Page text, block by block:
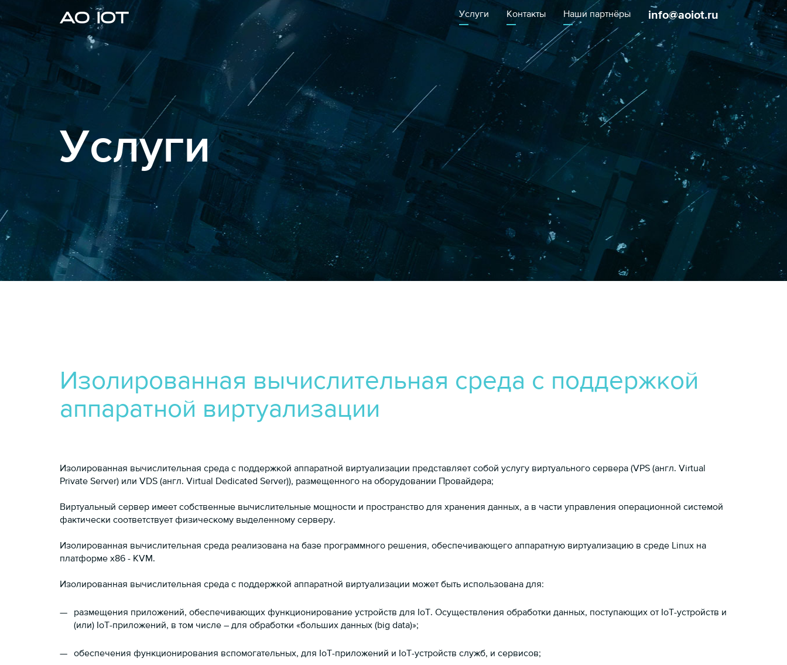
info@aoiot.ru
Услуги Контакты Наши партнёры
Услуги
Изолированная вычислительная среда с поддержкой
аппаратной виртуализации
Изолированная вычислительная среда с поддержкой аппаратной виртуализации представляет собой услугу виртуального сервера (VPS (англ. Virtual
Private Server) или VDS (англ. Virtual Dedicated Server)), размещенного на оборудовании Провайдера;
Виртуальный сервер имеет собственные вычислительные мощности и пространство для хранения данных, а в части управления операционной системой
фактически соответствует физическому выделенному серверу.
Изолированная вычислительная среда реализована на базе программного решения, обеспечивающего аппаратную виртуализацию в среде Linux на
платформе x86 - KVM.
Изолированная вычислительная среда с поддержкой аппаратной виртуализации может быть использована для:
размещения приложений, обеспечивающих функционирование устройств для IoT. Осуществления обработки данных, поступающих от IoT-устройств и
(или) IoT-приложений, в том числе – для обработки «больших данных (big data)»;
обеспечения функционирования вспомогательных, для IoT-приложений и IoT-устройств служб, и сервисов;